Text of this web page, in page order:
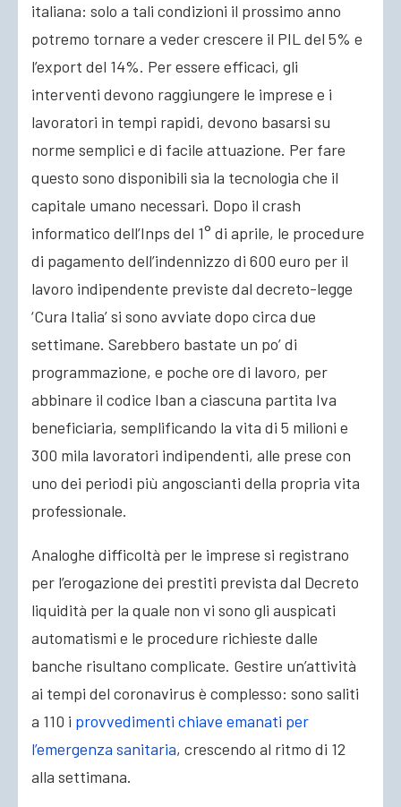
italiana: solo a tali condizioni il prossimo anno
potremo tornare a veder crescere il PIL del 5% e
l’export del 14%. Per essere efficaci, gli
interventi devono raggiungere le imprese e i
lavoratori in tempi rapidi, devono basarsi su
norme semplici e di facile attuazione. Per fare
questo sono disponibili sia la tecnologia che il
capitale umano necessari. Dopo il crash
informatico dell’Inps del 1° di aprile, le procedure
di pagamento dell’indennizzo di 600 euro per il
lavoro indipendente previste dal decreto-legge
‘Cura Italia’ si sono avviate dopo circa due
settimane. Sarebbero bastate un po’ di
programmazione, e poche ore di lavoro, per
abbinare il codice Iban a ciascuna partita Iva
beneficiaria, semplificando la vita di 5 milioni e
300 mila lavoratori indipendenti, alle prese con
uno dei periodi più angoscianti della propria vita
professionale.
Analoghe difficoltà per le imprese si registrano
per l’erogazione dei prestiti prevista dal Decreto
liquidità per la quale non vi sono gli auspicati
automatismi e le procedure richieste dalle
banche risultano complicate. Gestire un’attività
ai tempi del coronavirus è complesso: sono saliti
a 110 i provvedimenti chiave emanati per
l’emergenza sanitaria, crescendo al ritmo di 12
alla settimana.